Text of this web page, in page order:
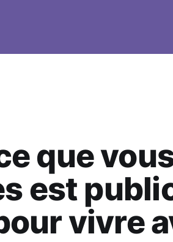
que
est
vivre